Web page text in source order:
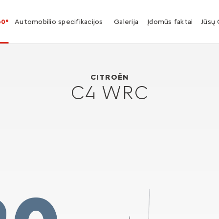
Automobilio specifikacijos Galerija Įdomūs faktai Jūsų
CITROËN
C4 WRC